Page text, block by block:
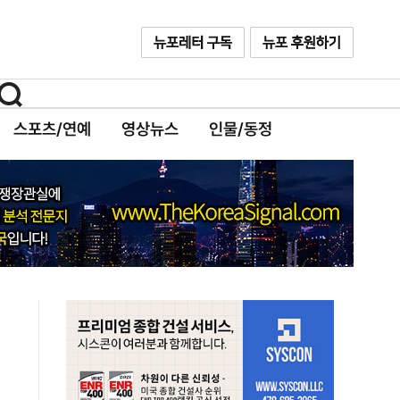
스포츠/연예 영상뉴스 인물/동정